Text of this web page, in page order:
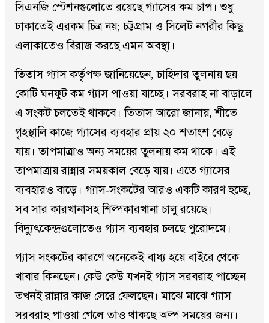
সিএনজি স্টেশনগুলোতে রয়েছে গ্যাসের কম চাপ। শুধু
ঢাকাতেই এরকম চিত্র নয়; চট্টগ্রাম ও সিলেট নগরীর কিছু
এলাকাতেও বিরাজ করছে এমন অবস্থা।
তিতাস গ্যাস কর্তৃপক্ষ জানিয়েছেন, চাহিদার তুলনায় ছয়
কোটি ঘনফুট কম গ্যাস পাওয়া যাচ্ছে। সরবরাহ না বাড়ালে
এ সংকট চলতেই থাকবে। তিতাস আরো জানায়, শীতে
গৃহস্থালি কাজে গ্যাসের ব্যবহার প্রায় ২০ শতাংশ বেড়ে
যায়। তাপমাত্রাও অন্য সময়ের তুলনায় কম থাকে। এই
তাপমাত্রায় রান্নার সময়কাল বেড়ে যায়। এতে গ্যাসের
ব্যবহারও বাড়ে। গ্যাস-সংকটের আরও একটি কারণ হচ্ছে,
সব সার কারখানাসহ শিল্পকারখানা চালু রয়েছে।
বিদ্যুৎকেন্দ্রগুলোতেও গ্যাস ব্যবহার চলছে পুরোদমে।
গ্যাস সংকটের কারণে অনেকেই বাধ্য হয়ে বাইরে থেকে
খাবার কিনছেন। কেউ কেউ যখনই গ্যাস সরবরাহ পাচ্ছেন
তখনই রান্নার কাজ সেরে ফেলছেন। মাঝে মাঝে গ্যাস
সরবরাহ পাওয়া গেলে তাও থাকছে অল্প সময়ের জন্য।